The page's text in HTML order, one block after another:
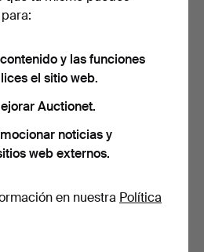
Cubiertos de pescado, 12
pie…
19 días
32 USD
y las funciones
el sitio web.
Auctionet.
noticias y
web externos.
en nuestra Política